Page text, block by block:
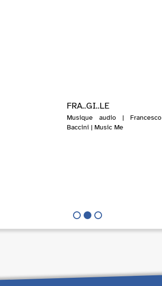
FRA..GI..LE
Musique audio | Francesco
Baccini | Music Me